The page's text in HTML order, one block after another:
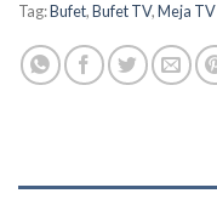
Tag:Bufet,Bufet TV,Meja TV